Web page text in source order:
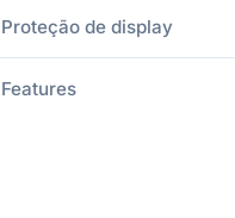
Proteção de display
Features